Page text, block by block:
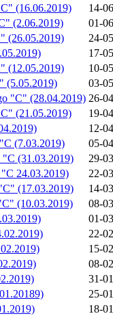
(16.06.2019)
14-
(2.06.2019)
01-
(26.05.2019)
24-
17-
(12.05.2019)
10-
(5.05.2019)
03-
"C" (28.04.2019) 26-
(21.05.2019)
19-
12-
(7.03.2019)
05-
(31.03.2019)
29-
24.03.2019)
22-
(17.03.2019)
14-
(10.03.2019)
08-
01-
22-
15-
08-
31-
25-
18-